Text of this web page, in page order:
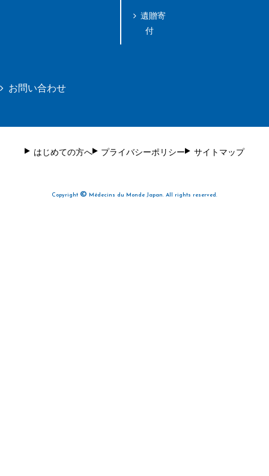
遺贈寄
付
お問い合わせ
はじめての方へ プライバシーポリシー サイトマップ
Copyright © Médecins du Monde Japan. All rights reserved.